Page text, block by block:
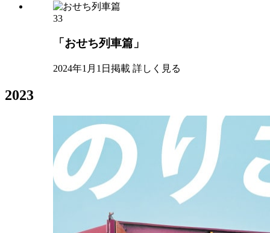
33
「おせち列車篇」
2024年1月1日掲載 詳しく見る
2023